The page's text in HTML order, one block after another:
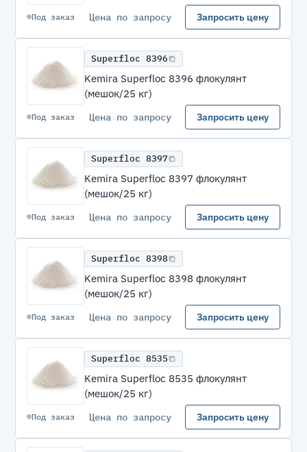
Под заказ Цена по запросу Запросить цену
Superfloc 8396
Kemira Superfloc 8396 флокулянт
(мешок/25 кг)
Под заказ Цена по запросу Запросить цену
Superfloc 8397
Kemira Superfloc 8397 флокулянт
(мешок/25 кг)
Под заказ Цена по запросу Запросить цену
Superfloc 8398
Kemira Superfloc 8398 флокулянт
(мешок/25 кг)
Под заказ Цена по запросу Запросить цену
Superfloc 8535
Kemira Superfloc 8535 флокулянт
(мешок/25 кг)
Под заказ Цена по запросу Запросить цену